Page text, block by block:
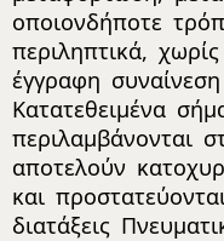
οποιονδήποτε
περιληπτικά,
έγγραφη
Κατατεθειμένα
περιλαμβάνονται
αποτελούν
και
διατάξεις